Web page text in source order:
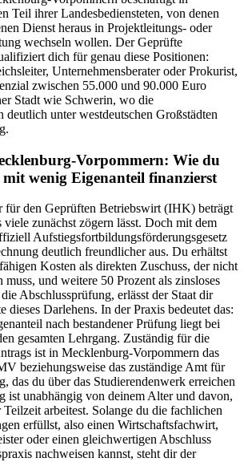
Teil ihrer Landesbediensteten, von denen
Dienst heraus in Projektleitungs- oder
wechseln wollen. Der Geprüfte
dich für genau diese Positionen:
Unternehmensberater oder Prokurist,
zwischen 55.000 und 90.000 Euro
Stadt wie Schwerin, wo die
deutlich unter westdeutschen Großstädten
Vorpommern: Wie du
wenig Eigenanteil finanzierst
für den Geprüften Betriebswirt (IHK) beträgt
zunächst zögern lässt. Doch mit dem
Aufstiegsfortbildungsförderungsgesetz
deutlich freundlicher aus. Du erhältst
Kosten als direkten Zuschuss, der nicht
und weitere 50 Prozent als zinsloses
Abschlussprüfung, erlässt der Staat dir
dieses Darlehens. In der Praxis bedeutet das:
nach bestandener Prüfung liegt bei
gesamten Lehrgang. Zuständig für die
ist in Mecklenburg-Vorpommern das
beziehungsweise das zuständige Amt für
das du über das Studierendenwerk erreichen
ist unabhängig von deinem Alter und davon,
arbeitest. Solange du die fachlichen
erfüllst, also einen Wirtschaftsfachwirt,
oder einen gleichwertigen Abschluss
nachweisen kannst, steht dir der